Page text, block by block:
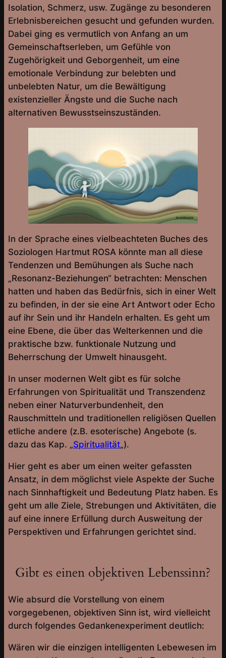
Isolation, Schmerz, usw. Zugänge zu besonderen
Erlebnisbereichen gesucht und gefunden wurden.
Dabei ging es vermutlich von Anfang an um
Gemeinschaftserleben, um Gefühle von
Zugehörigkeit und Geborgenheit, um eine
emotionale Verbindung zur belebten und
unbelebten Natur, um die Bewältigung
existenzieller Ängste und die Suche nach
alternativen Bewusstseinszuständen.
In der Sprache eines vielbeachteten Buches des
Soziologen Hartmut ROSA könnte man all diese
Tendenzen und Bemühungen als Suche nach
„Resonanz-Beziehungen“ betrachten: Menschen
hatten und haben das Bedürfnis, sich in einer Welt
zu befinden, in der sie eine Art Antwort oder Echo
auf ihr Sein und ihr Handeln erhalten. Es geht um
eine Ebene, die über das Welterkennen und die
praktische bzw. funktionale Nutzung und
Beherrschung der Umwelt hinausgeht.
In unser modernen Welt gibt es für solche
Erfahrungen von Spiritualität und Transzendenz
neben einer Naturverbundenheit, den
Rauschmitteln und traditionellen religiösen Quellen
etliche andere (z.B. esoterische) Angebote (s.
dazu das Kap. „Spiritualität„).
Hier geht es aber um einen weiter gefassten
Ansatz, in dem möglichst viele Aspekte der Suche
nach Sinnhaftigkeit und Bedeutung Platz haben. Es
geht um alle Ziele, Strebungen und Aktivitäten, die
auf eine innere Erfüllung durch Ausweitung der
Perspektiven und Erfahrungen gerichtet sind.
Gibt es einen objektiven Lebenssinn?
Wie absurd die Vorstellung von einem
vorgegebenen, objektiven Sinn ist, wird vielleicht
durch folgendes Gedankenexperiment deutlich:
Wären wir die einzigen intelligenten Lebewesen im